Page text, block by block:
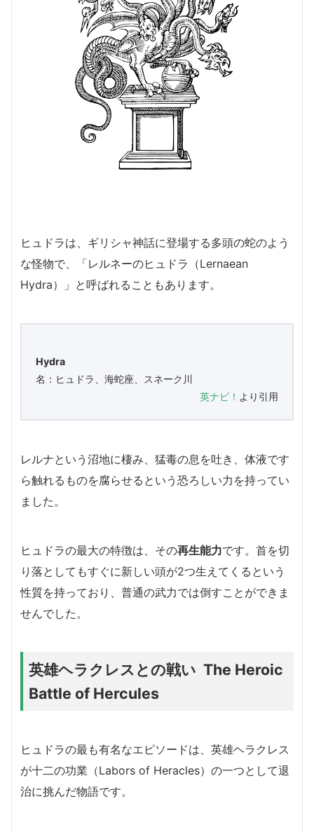
ヒュドラは、ギリシャ神話に登場する多頭の蛇のよう
な怪物で、「レルネーのヒュドラ（Lernaean
Hydra）」と呼ばれることもあります。
Hydra
名：ヒュドラ、海蛇座、スネーク川
英ナビ！ より引用
レルナという沼地に棲み、猛毒の息を吐き、体液です
ら触れるものを腐らせるという恐ろしい力を持ってい
ました。
ヒュドラの最大の特徴は、その再生能力です。首を切
り落としてもすぐに新しい頭が2つ生えてくるという
性質を持っており、普通の武力では倒すことができま
せんでした。
英雄ヘラクレスとの戦い The Heroic
Battle of Hercules
ヒュドラの最も有名なエピソードは、英雄ヘラクレス
が十二の功業（Labors of Heracles）の一つとして退
治に挑んだ物語です。